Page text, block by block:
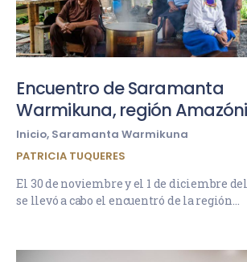
Encuentro de Saramanta
Warmikuna, región
Inicio, Saramanta Warmikuna
PATRICIA TUQUERES
El 30 de noviembre y el 1 de diciembre
se llevó a cabo el encuentró de la región…